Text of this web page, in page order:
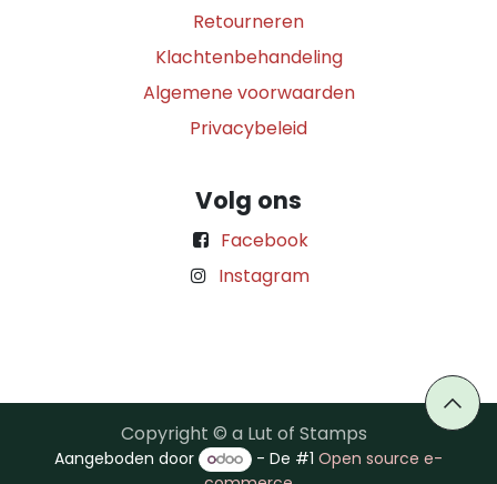
Retourneren
Klachtenbehandeling
Algemene voorwaarden
Privacybeleid
Volg ons
Facebook
Instagram
Copyright © a Lut of Stamps
Aangeboden door - De #1Open source e-